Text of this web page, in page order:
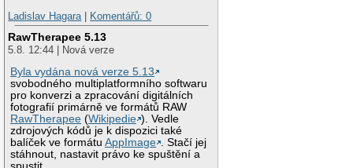
Ladislav Hagara| Komentářů: 0
RawTherapee 5.13
5.8. 12:44 | Nová verze
Byla vydána nová verze 5.13
svobodného multiplatformního softwaru
pro konverzi a zpracování digitálních
fotografií primárně ve formátů RAW
RawTherapee (Wikipedie ). Vedle
zdrojových kódů je k dispozici také
balíček ve formátuAppImage . Stačí jej
stáhnout, nastavit právo ke spuštění a